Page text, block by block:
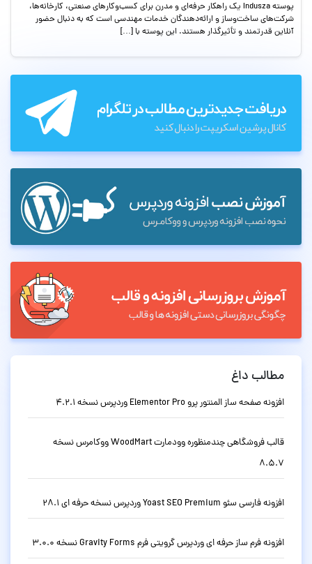
پوسته Indusza یک راهکار حرفه‌ای و مدرن برای کسب‌وکارهای صنعتی، کارخانه‌ها،
شرکت‌های ساخت‌وساز و ارائه‌دهندگان خدمات مهندسی است که به دنبال حضور
آنلاین قدرتمند و تأثیرگذار هستند. این پوسته با […]
مطالب داغ
افزونه صفحه ساز المنتور پرو Elementor Pro وردپرس نسخه 4.2.1
قالب فروشگاهی چندمنظوره وودمارت WoodMart ووکامرس نسخه
8.5.7
افزونه فارسی سئو Yoast SEO Premium وردپرس نسخه حرفه ای 28.1
افزونه فرم ساز حرفه ای وردپرس گرویتی فرم Gravity Forms نسخه 3.0.0